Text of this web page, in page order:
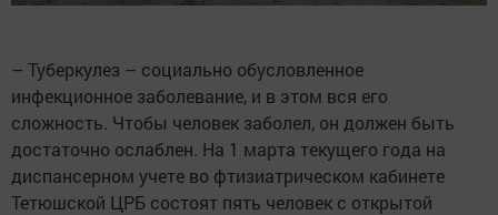
– Туберкулез – социально обусловленное
инфекционное заболевание, и в этом вся его
сложность. Чтобы человек заболел, он должен быть
достаточно ослаблен. На 1 марта текущего года на
диспансерном учете во фтизиатрическом кабинете
Тетюшской ЦРБ состоят пять человек с открытой